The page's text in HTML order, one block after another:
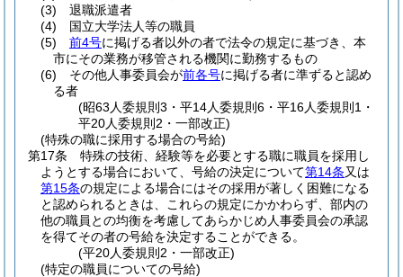
(3)
退職派遣者
(4)
国立大学法人等の職員
(5)
前4号に掲げる者以外の者で法令の規定に基づき、本
市にその業務が移管される機関に勤務するもの
(6)
その他人事委員会が前各号に掲げる者に準ずると認め
る者
(昭63人委規則3・平14人委規則6・平16人委規則1・
平20人委規則2・一部改正)
(特殊の職に採用する場合の号給)
第17条
特殊の技術、経験等を必要とする職に職員を採用し
ようとする場合において、号給の決定について第14条又は
第15条の規定による場合にはその採用が著しく困難になる
と認められるときは、これらの規定にかかわらず、部内の
他の職員との均衡を考慮してあらかじめ人事委員会の承認
を得てその者の号給を決定することができる。
(平20人委規則2・一部改正)
(特定の職員についての号給)